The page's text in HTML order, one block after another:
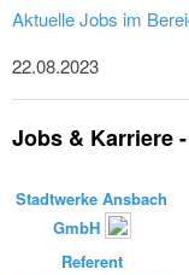
Aktuelle Jobs im
22.08.2023
Jobs & Karriere
Stadtwerke Ansbach
GmbH
Referent